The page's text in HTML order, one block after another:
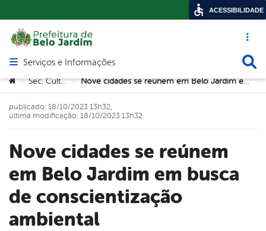
Acesso
Abrir menu principal de navegação
Serviços e Informações
Você está aqui:
> Sec. Cultura > Nove cidades se reúnem em Belo Jardim em busca de conscientização ambiental
Nove cidades se reúnem
em Belo Jardim em busca
de conscientização
ambiental
publicado: 18/10/2023 13h32,
última modificação: 18/10/2023 13h32
ACESSIBILIDADE